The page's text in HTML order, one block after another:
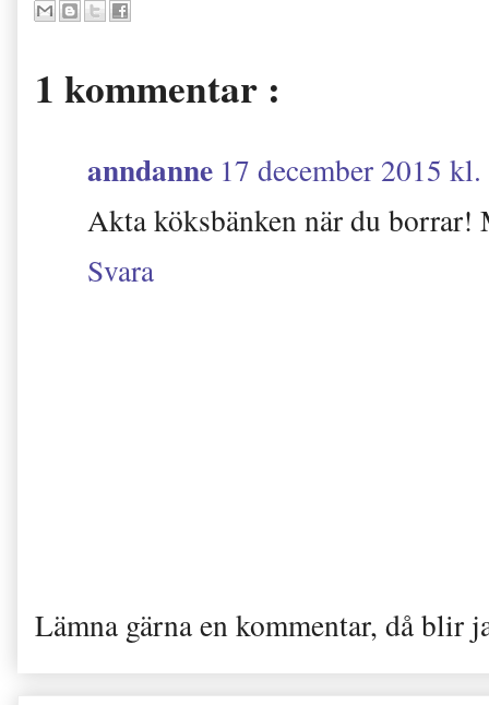
1 kommentar :
anndanne 17 december 2015
Akta köksbänken när du borrar!
Svara
Lämna gärna en kommentar, då blir